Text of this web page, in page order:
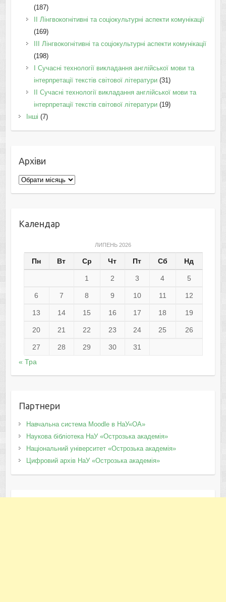
(187)
IІ Лінгвокогнітивні та соціокультурні аспекти комунікації
(169)
IІI Лінгвокогнітивні та соціокультурні аспекти комунікації
(198)
I Cучасні технології викладання англійської мови та
інтерпретації текстів світової літератури(31)
II Cучасні технології викладання англійської мови та
інтерпретації текстів світової літератури(19)
Інші (7)
Архіви
Архіви
Календар
ЛИПЕНЬ 2026
Пн Вт Ср Чт Пт Сб Нд
1 2 3 4 5
6 7 8 9 10 11 12
13 14 15 16 17 18 19
20 21 22 23 24 25 26
27 28 29 30
31
« Тра
Партнери
Навчальна система Moodle в НаУ«ОА»
Наукова бібліотека НаУ «Острозька академія»
Національний університет «Острозька академія»
Цифровий архів НаУ «Острозька академія»